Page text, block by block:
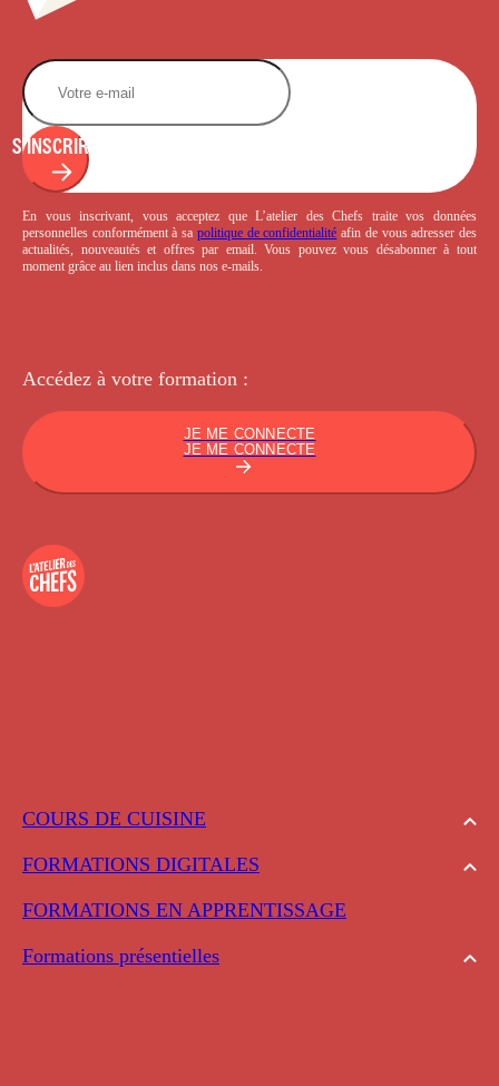
COURS DE CUISINE
FORMATIONS DIGITALES
FORMATIONS EN APPRENTISSAGE
Formations présentielles
S'INSCRIRE
En vous inscrivant, vous acceptez que L’atelier des Chefs traite vos données
personnelles conformément à sa politique de confidentialité afin de vous adresser des
actualités, nouveautés et offres par email. Vous pouvez vous désabonner à tout
moment grâce au lien inclus dans nos e-mails.
Accédez à votre formation :
JE ME CONNECTE
JE ME CONNECTE